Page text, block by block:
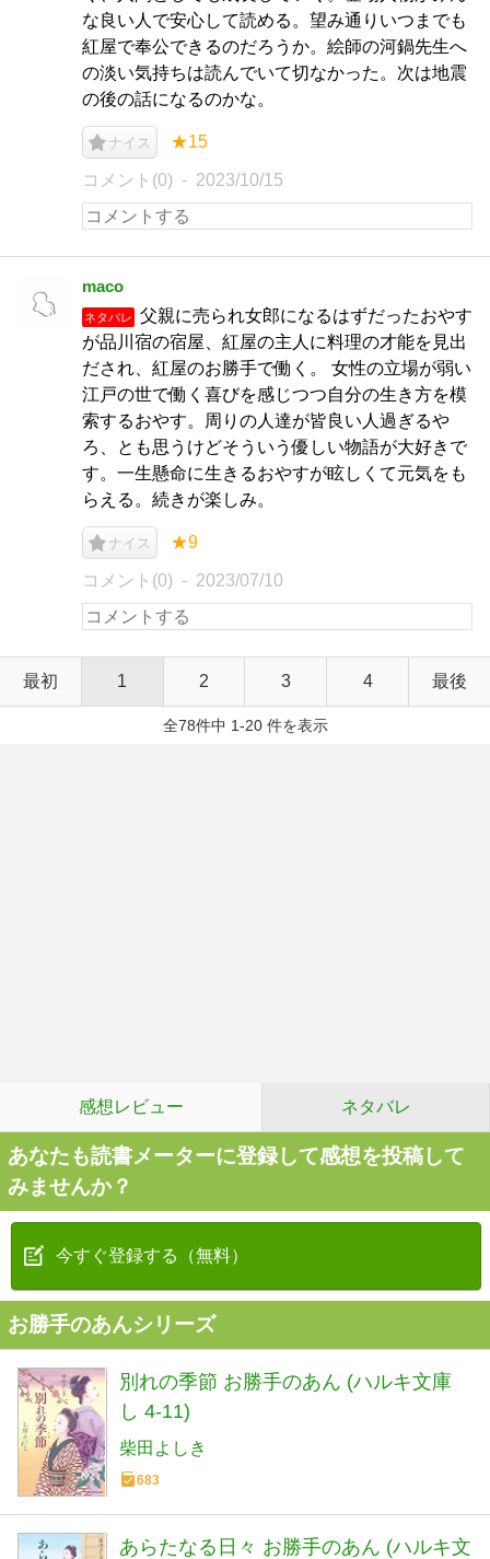
な良い人で安心して読める。望み通りいつまでも
紅屋で奉公できるのだろうか。絵師の河鍋先生へ
の淡い気持ちは読んでいて切なかった。次は地震
の後の話になるのかな。
ナイス ★15
コメント(0) 2023/10/15
maco
ネタバレ
父親に売られ女郎になるはずだったおやす
が品川宿の宿屋、紅屋の主人に料理の才能を見出
だされ、紅屋のお勝手で働く。 女性の立場が弱い
江戸の世で働く喜びを感じつつ自分の生き方を模
索するおやす。周りの人達が皆良い人過ぎるや
ろ、とも思うけどそういう優しい物語が大好きで
す。一生懸命に生きるおやすが眩しくて元気をも
らえる。続きが楽しみ。
ナイス ★9
コメント(0) 2023/07/10
最初 1 2 3 4 最後
全78件中 1-20 件を表示
感想レビュー ネタバレ
あなたも読書メーターに登録して感想を投稿して
みませんか？
今すぐ登録する（無料）
お勝手のあんシリーズ
別れの季節 お勝手のあん (ハルキ文庫
し 4-11)
柴田よしき
683
あらたなる日々 お勝手のあん (ハルキ文